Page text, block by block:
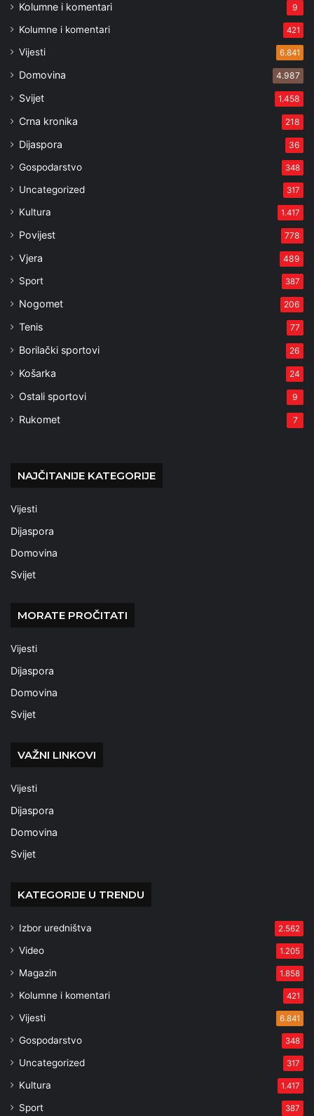
Kolumne i komentari 9
Kolumne i komentari 421
Vijesti 6.841
Domovina 4.987
Svijet 1.458
Crna kronika 218
Dijaspora 36
Gospodarstvo 348
Uncategorized 317
Kultura 1.417
Povijest 778
Vjera 489
Sport 387
Nogomet 206
Tenis 77
Borilački sportovi 26
Košarka 24
Ostali sportovi 9
Rukomet 7
NAJČITANIJE KATEGORIJE
Vijesti
Dijaspora
Domovina
Svijet
MORATE PROČITATI
Vijesti
Dijaspora
Domovina
Svijet
VAŽNI LINKOVI
Vijesti
Dijaspora
Domovina
Svijet
KATEGORIJE U TRENDU
Izbor uredništva 2.562
Video 1.205
Magazin 1.858
Kolumne i komentari 421
Vijesti 6.841
Gospodarstvo 348
Uncategorized 317
Kultura 1.417
Sport 387